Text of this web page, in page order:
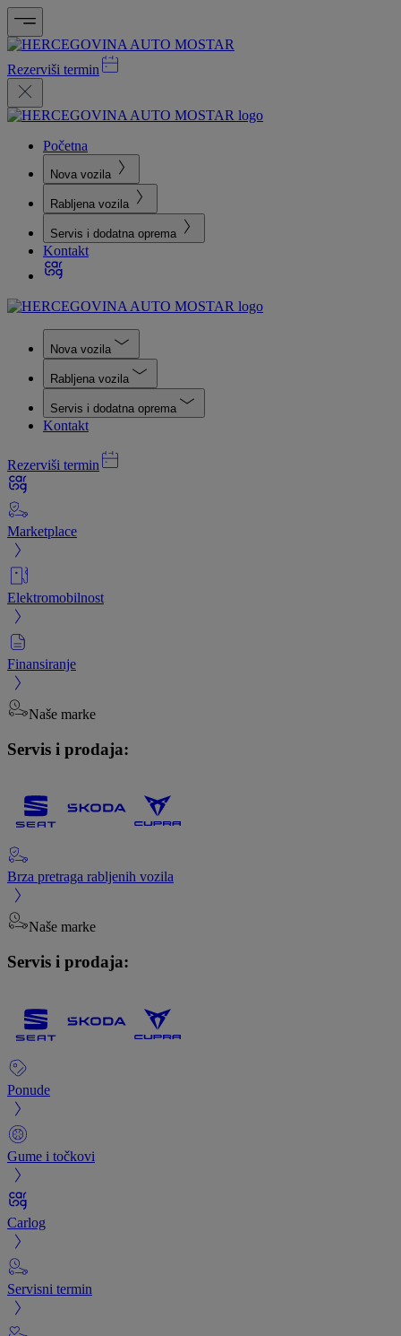
Rezerviši termin
Početna
Nova vozila
Rabljena vozila
Servis i dodatna oprema
Kontakt
Nova vozila
Rabljena vozila
Servis i dodatna oprema
Kontakt
Rezerviši termin
Marketplace
Elektromobilnost
Finansiranje
Naše marke
Servis i prodaja:
Brza pretraga rabljenih vozila
Naše marke
Servis i prodaja:
Ponude
Gume i točkovi
Carlog
Servisni termin